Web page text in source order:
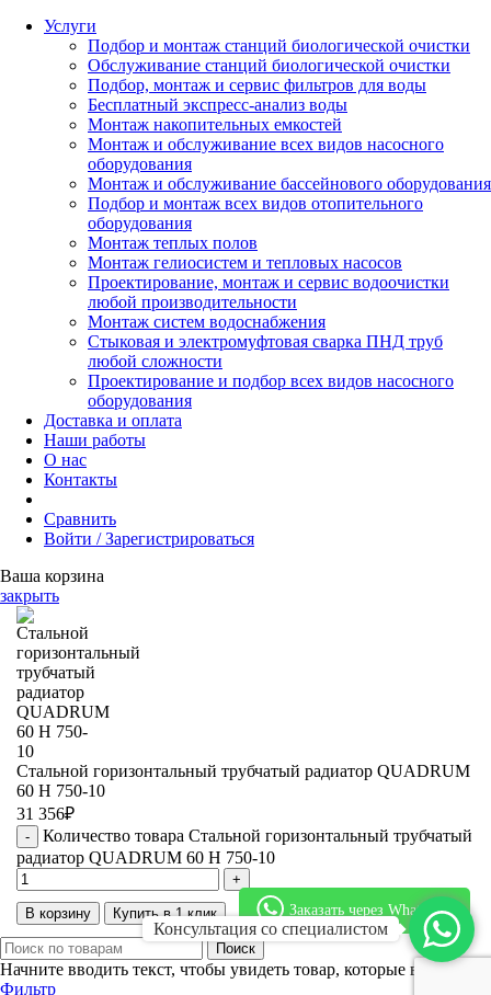
Услуги
Подбор и монтаж станций биологической очистки
Обслуживание станций биологической очистки
Подбор, монтаж и сервис фильтров для воды
Бесплатный экспресс-анализ воды
Монтаж накопительных емкостей
Монтаж и обслуживание всех видов насосного
оборудования
Монтаж и обслуживание бассейнового оборудования
Подбор и монтаж всех видов отопительного
оборудования
Монтаж теплых полов
Монтаж гелиосистем и тепловых насосов
Проектирование, монтаж и сервис водоочистки
любой производительности
Монтаж систем водоснабжения
Стыковая и электромуфтовая сварка ПНД труб
любой сложности
Проектирование и подбор всех видов насосного
оборудования
Доставка и оплата
Наши работы
О нас
Контакты
Сравнить
Войти / Зарегистрироваться
Ваша корзина
закрыть
Стальной горизонтальный трубчатый радиатор QUADRUM
60 H 750-10
31 356₽
Количество товара Стальной горизонтальный трубчатый
радиатор QUADRUM 60 H 750-10
В корзину Купить в 1 клик Заказать через WhatsApp
Поиск
Начните вводить текст, чтобы увидеть товар, которые вы ищете.
Консультация со специалистом
Фильтр